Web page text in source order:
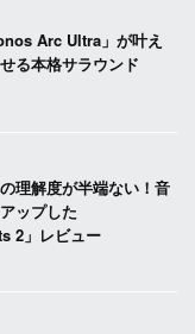
Arc Ultra」が叶え
る本格サラウンド
理解度が半端ない！音
ップした
2」レビュー